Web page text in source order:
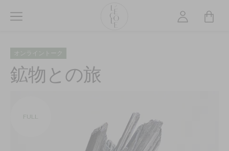
オンライントーク
鉱物との旅
FULL